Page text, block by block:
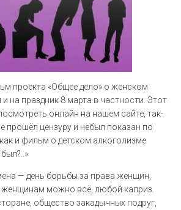
проекта «Общее дело» о женском
на праздник 8 марта в частности. Этот
онлайн на нашем сайте, так-
прошёл цензуру и небыл показан по
и фильм о детском алкоголизме
— день борьбы за права женщин,
женщинам можно всё, любой каприз.
общество закадычных подруг,